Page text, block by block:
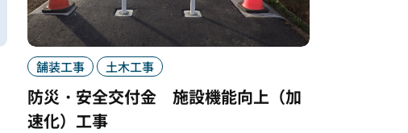
舗装工事 土木工事
防災・安全交付金 施設機能向上（加
速化）工事